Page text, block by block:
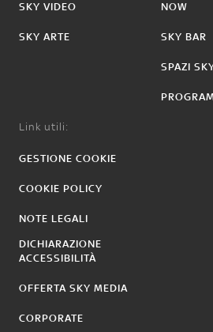
SKY VIDEO
SKY ARTE
NOW
SKY BAR
SPAZI
Link utili:
GESTIONE COOKIE
COOKIE POLICY
NOTE LEGALI
DICHIARAZIONE
ACCESSIBILITÀ
OFFERTA SKY MEDIA
CORPORATE